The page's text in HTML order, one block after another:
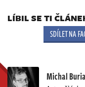
LÍBIL SE TI
SDÍLET NA
Michal